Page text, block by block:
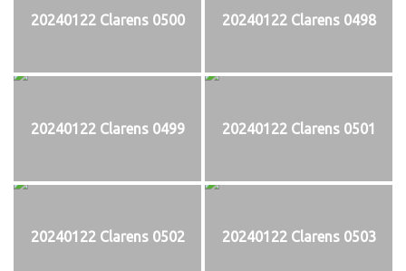
20240122 Clarens 0500 20240122 Clarens 0498
20240122 Clarens 0499 20240122 Clarens 0501
20240122 Clarens 0502 20240122 Clarens 0503